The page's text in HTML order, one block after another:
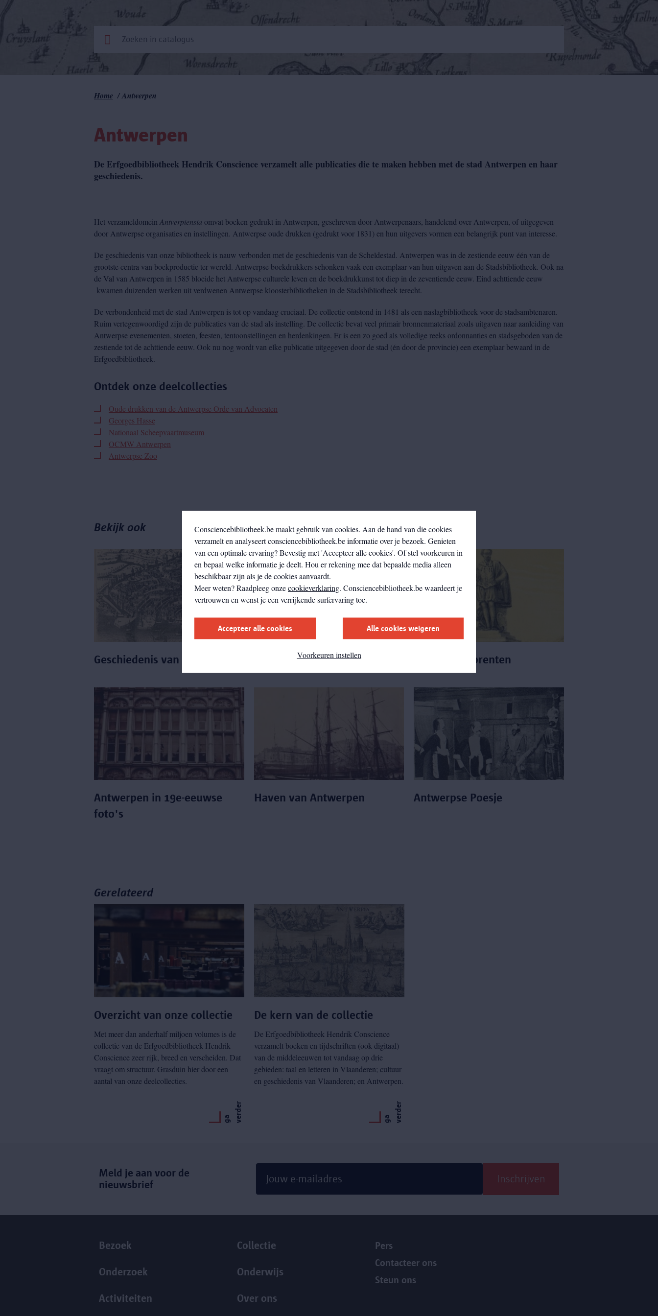
Consciencebibliotheek.be maakt gebruik van cookies. Aan de hand van die cookies
verzamelt en analyseert consciencebibliotheek.be informatie over je bezoek. Genieten
van een optimale ervaring? Bevestig met 'Accepteer alle cookies'. Of stel voorkeuren in
en bepaal welke informatie je deelt. Hou er rekening mee dat bepaalde media alleen
beschikbaar zijn als je de cookies aanvaardt.
Meer weten? Raadpleeg onzecookieverklaring. Consciencebibliotheek.be waardeert je
vertrouwen en wenst je een verrijkende surfervaring toe.
Accepteer alle cookies Alle cookies weigeren
Voorkeuren instellen
Kruimelpad
Home Antwerpen
Antwerpen
De Erfgoedbibliotheek Hendrik Conscience verzamelt alle publicaties die te maken hebben met de stad Antwerpen en haar
geschiedenis.
Het verzameldomein Antverpiensia omvat boeken gedrukt in Antwerpen, geschreven door Antwerpenaars, handelend over Antwerpen, of uitgegeven
door Antwerpse organisaties en instellingen. Antwerpse oude drukken (gedrukt voor 1831) en hun uitgevers vormen een belangrijk punt van interesse.
De geschiedenis van onze bibliotheek is nauw verbonden met de geschiedenis van de Scheldestad. Antwerpen was in de zestiende eeuw één van de
grootste centra van boekproductie ter wereld. Antwerpse boekdrukkers schonken vaak een exemplaar van hun uitgaven aan de Stadsbibliotheek. Ook na
de Val van Antwerpen in 1585 bloeide het Antwerpse culturele leven en de boekdrukkunst tot diep in de zeventiende eeuw. Eind achttiende eeuw
kwamen duizenden werken uit verdwenen Antwerpse kloosterbibliotheken in de Stadsbibliotheek terecht.
De verbondenheid met de stad Antwerpen is tot op vandaag cruciaal. De collectie ontstond in 1481 als een naslagbibliotheek voor de stadsambtenaren.
Ruim vertegenwoordigd zijn de publicaties van de stad als instelling. De collectie bevat veel primair bronnenmateriaal zoals uitgaven naar aanleiding van
Antwerpse evenementen, stoeten, feesten, tentoonstellingen en herdenkingen. Er is een zo goed als volledige reeks ordonnanties en stadsgeboden van de
zestiende tot de achttiende eeuw. Ook nu nog wordt van elke publicatie uitgegeven door de stad (én door de provincie) een exemplaar bewaard in de
Erfgoedbibliotheek.
Ontdek onze deelcollecties
Oude drukken van de Antwerpse Orde van Advocaten
Georges Hasse
Nationaal Scheepvaartmuseum
OCMW Antwerpen
Antwerpse Zoo
Bekijk ook
Geschiedenis van Antwerpen Antwerpse oude drukken Historische prenten
Antwerpen in 19e-eeuwse
foto's
Haven van Antwerpen Antwerpse Poesje
Gerelateerd
Overzicht van onze collectie
Met meer dan anderhalf miljoen volumes is de
collectie van de Erfgoedbibliotheek Hendrik
Conscience zeer rijk, breed en verscheiden. Dat
vraagt om structuur. Grasduin hier door een
aantal van onze deelcollecties.
g
a
v
e
r
d
e r
De kern van de collectie
De Erfgoedbibliotheek Hendrik Conscience
verzamelt boeken en tijdschriften (ook digitaal)
van de middeleeuwen tot vandaag op drie
gebieden: taal en letteren in Vlaanderen; cultuur
en geschiedenis van Vlaanderen; en Antwerpen.
g
a
v
e
r
d
e r
Meld je aan voor de
nieuwsbrief
Bezoek Collectie
Onderzoek Onderwijs
Activiteiten Over ons
Pers
Contacteer ons
Steun ons